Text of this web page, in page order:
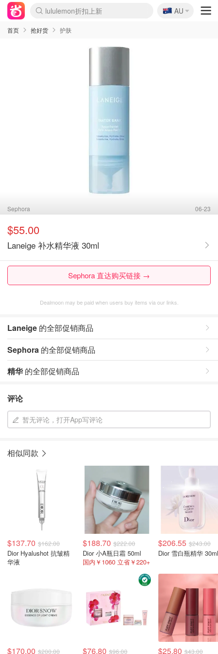
lululemon折扣上新
Sasa美妆护肤3.5折
SSENSE年中2.5折
FreshBeauty好价汇总
Cettire降价+叠9折
WWS Coles超市实拍
viagogo二手票捡漏
Myer超级周末
The Outnet奢牌1折起
David Jones 3折起
Flannels大牌1折
Perfumes Club护肤1折
AMIRO面罩$251
Amazon折扣汇总
eToro入金$200送$50
Amazon数码好物
ICONIC本周7.5折
ThedoubleF高奢地板价
Moose Knuckles 6折
丝芙兰5折起
EUFY摄像头$98
Selenichast首饰2折
Trip机票酒店促销
YSL送5件彩妆礼
Amazon家居好物
Amazon美妆护肤
雅漾大喷$8
过敏原检测盒$33
伊索独家赠50ml沐浴露
科颜氏高保湿面霜$29
SEALIFE海洋馆门票6折
丝塔芙大白罐$16
订阅Newsletter送香薰
Cult Beauty 6.8折
Harrods圣诞日历$525
LN-CC奢牌私促3折
d'Alba空姐喷雾$16
EVE LOM套装£56
Bernardelli独家4折
Adore Beauty 6折起
CT圣诞日历
Mytheresa奢品2.7折
Luxury Escapes 9折
Currentbody美容仪$881
MOON Garden Live
Roborock扫地机$649
Tingo Life水杯$24
Valentino官网5折
CR洗护套装$23
修丽可4件套$159
Myer彩妆2件7折
GANNI官网4.5折
Stylevana韩妆4折
Tessabit高奢8.5折
OGX洗发水$11
Amazon阿德莱德次日达
卡诗8.5折+赠礼
Philips Hue灯具8折
🇦🇺
AU
首页 抢好货 护肤
Sephora 06-23
$55.00
Laneige 补水精华液 30ml
Sephora 直达购买链接 →
Dealmoon may be paid when users buy items via our links.
Laneige 的全部促销商品
Sephora 的全部促销商品
精华的全部促销商品
评论
暂无评论，打开App写评论
相似同款
$137.70 $162.00
Dior Hyalushot 抗皱精
华液
$188.70 $222.00
Dior 小A瓶日霜 50ml
国内￥1060 立省￥220+
$206.55 $243.00
Dior 雪白瓶精华 30ml
$170.00 $200.00 $76.80 $96.00 $25.80 $43.00